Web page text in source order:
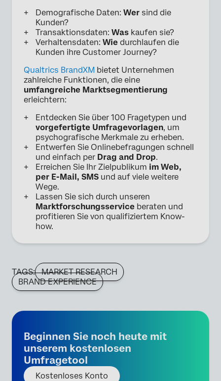
Demografische Daten: Wer sind die
Kunden?
Transaktionsdaten: Was kaufen sie?
Verhaltensdaten: Wie durchlaufen die
Kunden ihre Customer Journey?
Qualtrics BrandXM bietet Unternehmen
zahlreiche Funktionen, die eine
umfangreiche Marktsegmentierung
erleichtern:
Entdecken Sie über 100 Fragetypen und
vorgefertigte Umfragevorlagen, um
psychografische Merkmale zu erheben.
Entwerfen Sie Onlinebefragungen schnell
und einfach per Drag and Drop.
Erreichen Sie Ihr Zielpublikum im Web,
per E-Mail, SMS und auf viele weitere
Wege.
Lassen Sie sich durch unseren
Marktforschungsservice beraten und
profitieren Sie von qualifiziertem Know-
how.
TAGS:
MARKET RESEARCH
BRAND EXPERIENCE
Beginnen Sie noch heute mit
unserem kostenlosen
Umfragetool
Kostenloses Konto